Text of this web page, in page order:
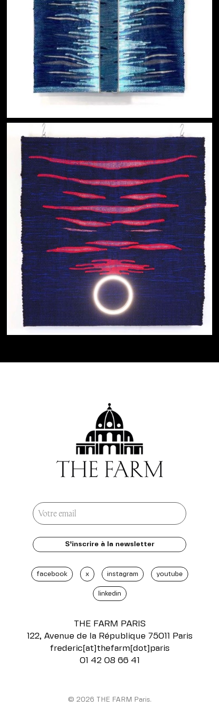
facebook x instagram youtube
linkedin
THE FARM
PARIS
122, Avenue de la République 75011 Paris
frederic[at]thefarm[dot]paris
01 42 08 66 41
© 2026 THE FARM Paris.